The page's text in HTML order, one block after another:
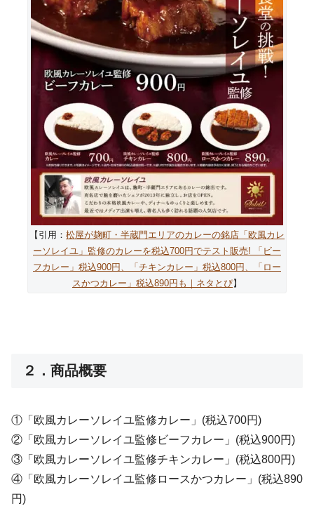
【引用： 松屋が麹町・半蔵門エリアのカレーの銘店「欧風カレ
ーソレイユ」監修のカレーを税込700円でテスト販売! 「ビー
フカレー」税込900円、「チキンカレー」税込800円、「ロー
スかつカレー」税込890円も｜ネタとぴ】
２．商品概要
①「欧風カレーソレイユ監修カレー」(税込700円)
②「欧風カレーソレイユ監修ビーフカレー」(税込900円)
③「欧風カレーソレイユ監修チキンカレー」(税込800円)
④「欧風カレーソレイユ監修ロースかつカレー」(税込890
円)